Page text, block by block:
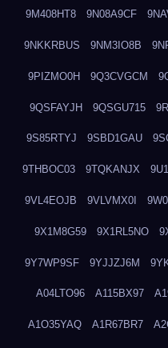
9M408HT8 9N08A9CF
9NKKRBUS 9NM3IO8B
9PIZMO0H 9Q3CVGCM
9QSFAYJH 9QSGU715
9S85RTYJ 9SBD1GAU
9THBOC03 9TQKANJX
9VL4EOJB 9VLVMX0I
9X1M8G59 9X1RL5NO
9Y7WP9SF 9YJJZJ6M
A04LTO96 A115BX97
A1O35YAQ A1R67BR7